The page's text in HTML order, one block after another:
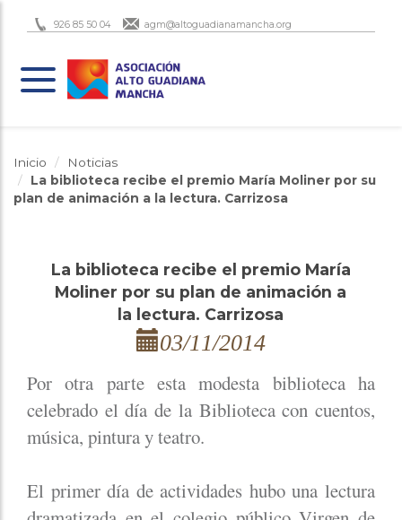
926 85 50 04 agm@altoguadianamancha.org
Inicio
Noticias
La biblioteca recibe el premio María Moliner por su
plan de animación a la lectura. Carrizosa
La biblioteca recibe el premio María
Moliner por su plan de animación a
la lectura. Carrizosa
03/11/2014
Por otra parte esta modesta biblioteca ha
celebrado el día de la Biblioteca con cuentos,
música, pintura y teatro.
El primer día de actividades hubo una lectura